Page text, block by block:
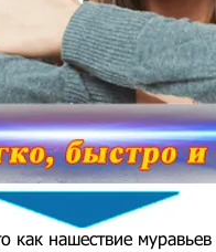
как нашествие